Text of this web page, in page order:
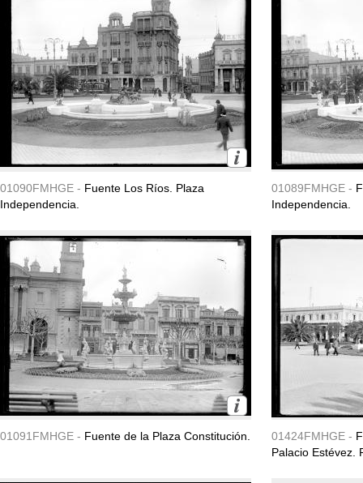
01090FMHGE - Fuente Los Ríos. Plaza
Independencia.
01089FMHGE -
Independencia.
01091FMHGE - Fuente de la Plaza Constitución. 01424FMHGE -
Palacio Estévez.